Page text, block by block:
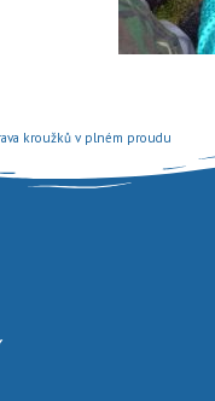
kroužků v plném proudu